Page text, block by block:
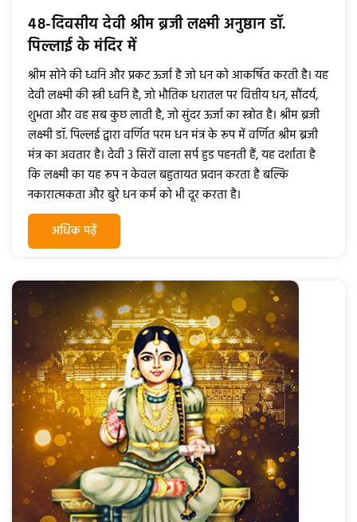
48-दिवसीय देवी श्रीम ब्रजी लक्ष्मी अनुष्ठान डॉ.
पिल्लाई के मंदिर में
श्रीम सोने की ध्वनि और प्रकट ऊर्जा है जो धन को आकर्षित करती है। यह
देवी लक्ष्मी की स्त्री ध्वनि है, जो भौतिक धरातल पर वित्तीय धन, सौंदर्य,
शुभता और वह सब कुछ लाती है, जो सुंदर ऊर्जा का स्त्रोत है। श्रीम ब्रजी
लक्ष्मी डॉ. पिल्लई द्वारा वर्णित परम धन मंत्र के रूप में वर्णित श्रीम ब्रजी
मंत्र का अवतार है। देवी 3 सिरों वाला सर्प हुड पहनती हैं, यह दर्शाता है
कि लक्ष्मी का यह रूप न केवल बहुतायत प्रदान करता है बल्कि
नकारात्मकता और बुरे धन कर्म को भी दूर करता है।
अधिक पढ़ें